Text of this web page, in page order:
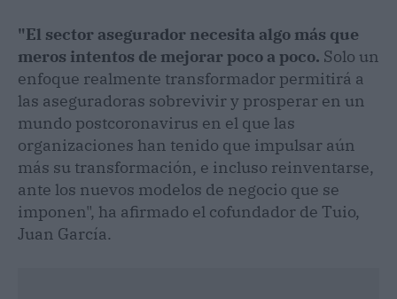
"El sector asegurador necesita algo más que
meros intentos de mejorar poco a poco. Solo un
enfoque realmente transformador permitirá a
las aseguradoras sobrevivir y prosperar en un
mundo postcoronavirus en el que las
organizaciones han tenido que impulsar aún
más su transformación, e incluso reinventarse,
ante los nuevos modelos de negocio que se
imponen", ha afirmado el cofundador de Tuio,
Juan García.